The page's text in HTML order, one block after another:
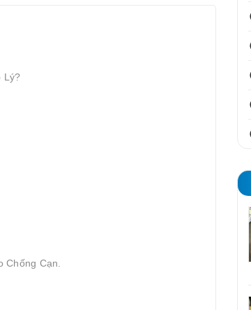
Lý?
Cạn.